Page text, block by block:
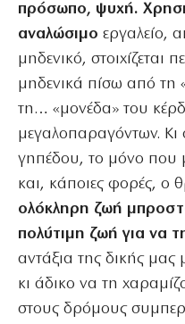
πρόσωπο, ψυχή.
αναλώσιμο εργαλείο,
μηδενικό, στοιχίζεται
μηδενικά πίσω από τη
τη… «μονέδα» του
μεγαλοπαραγόντων.
γηπέδου, το μόνο που
και, κάποιες φορές, ο
ολόκληρη ζωή
πολύτιμη ζωή για να
αντάξια της δικής μας
κι άδικο να τη
στους δρόμους